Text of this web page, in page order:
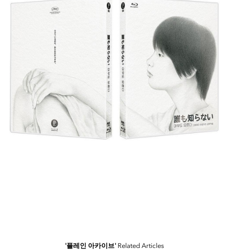
'플레인 아카이브' Related Articles